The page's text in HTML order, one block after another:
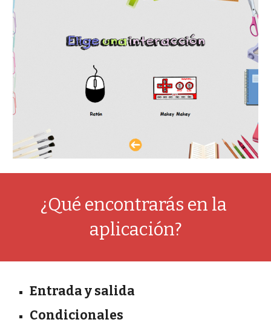
¿Qué encontrarás en la
aplicación?
Entrada y salida
Condicionales